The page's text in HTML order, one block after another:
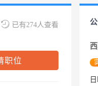
已有274人查看
职位